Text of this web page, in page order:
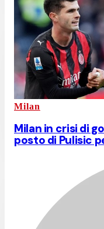
Milan
Milan in crisi di
posto di Pulisic